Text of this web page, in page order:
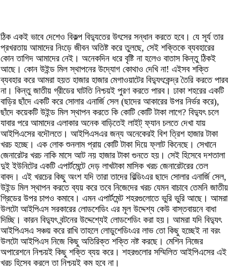
ঠিক একই ভাবে দেশেও বিকল্প বিদ্যুতের উৎসের সন্ধান করতে হবে। যে সূর্য তার
প্রখরতায় আমাদের নিংড়ে জীবন অতিষ্ট করে তুলছে, সেই শক্তিকে ব্যবহারের
কোন তাগিদ আমাদের নেই। অনেকদিন ধরে বৃষ্টি না হলেও বাতাস কিন্তু ঠিকই
আছে। কোন উইন্ড মিল স্থাপনের উদ্যোগ কোথাও দেখি না! এইসব শক্তি
ব্যবহার করে আমরা হয়ত হাজার হাজার মেগাওয়াটের বিদ্যুৎকেন্দ্র তৈরি করতে পারব
না। কিন্তু জাতীয় গ্রীডের ঘাটতি নিশ্চয়ই পুরণ করতে পারব। ঢাকা শহরের একটি
বাড়ির ছাঁদে একটি করে সোলার এনার্জি সেল (ছাদের আকারের উপর নির্ভর করে),
ছাঁদে কয়েকটি উইন্ড মিল স্থাপন করতে কি কোটি কোটি টাকা লাগে? বিদ্যুৎ চলে
যাবার পরে আমাদের এলাকার অনেক বাড়িতেই লাইট্ ফ্যান চলতে দেখা যায়
আইপিএসের বদৌলতে। আইপিএসএর জন্য অনেকেরই বিশ ত্রিশ হাজার টাকা
খরচ হচ্ছে। এক লোক শুনলাম প্রায় কোটি টাকা দিয়ে ফ্লাট কিনেছে। সেখানে
জেনারেটর খরচ নাকি মাসে আট নয় হাজার টাকা গুনতে হয়। সেই হিসেবে দশতালা
দুই ইউনিটের একটি এপার্টমেন্টে দেড় লাখটাকা মাসিক খরচ জেনারেটরের তেল
বাবদ। এই খরচের কিছু অংশ যদি তারা তাদের বিল্ডিংএর ছাদে সোলার এনার্জি সেল,
উইন্ড মিল স্থাপন করতে ব্যয় করে তবে নিজেদের খরচ যেমন বাচাবে তেমনি জাতীয়
গ্রিডের উপর চাপও কমাবে। এমন এপার্টমেন্ট শহরগুলোতে ভুরি ভুরি আছে। আমরা
উলটো আইপিএস সরকারের লোডশেডিং এর মূল উদ্দেশ্য কেউ বাস্তবায়নে বাধা
দিচ্ছি। কারন বিদ্যুৎ বন্টনের উদ্দেশ্যেই লোডশেডিং করা হয়। আমরা যদি বিদ্যুৎ
আইপিএসএ সঞ্চয় করে রাখি তাহলে লোডুশেডিংএর লাভ তো কিছু হচ্ছেই না বরং
উলটো আইপিএস নিজে কিছু অতিরিক্ত শক্তি নষ্ট করছে। মেশিন নিজের
অপারেশনে নিশ্চয়ই কিছু শক্তি ব্যয় করে। শহরগুলোর সম্মিলিত আইপিএসের এই
খরচ হিসেব করলে তা নিশ্চয়ই কম হবে না।